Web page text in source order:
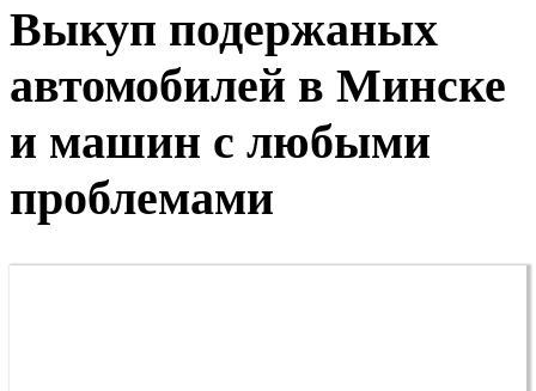
Выкуп подержаных
автомобилей в Минске
и машин с любыми
проблемами